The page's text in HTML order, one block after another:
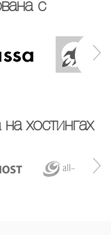
с
хостингах